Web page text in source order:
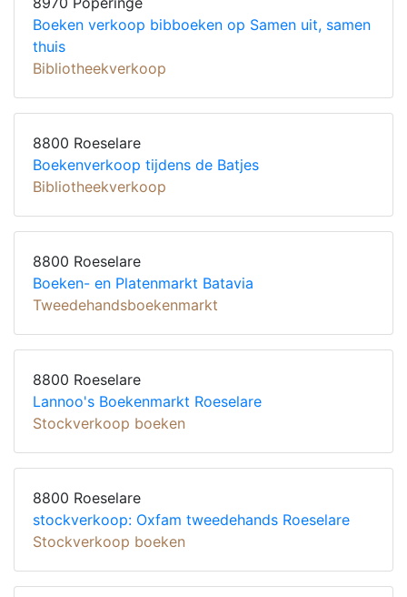
Boeken verkoop bibboeken op Samen uit, samen
thuis
Bibliotheekverkoop
8800 Roeselare
Boekenverkoop tijdens de Batjes
Bibliotheekverkoop
8800 Roeselare
Boeken- en Platenmarkt Batavia
Tweedehandsboekenmarkt
8800 Roeselare
Lannoo's Boekenmarkt Roeselare
Stockverkoop boeken
8800 Roeselare
stockverkoop: Oxfam tweedehands Roeselare
Stockverkoop boeken